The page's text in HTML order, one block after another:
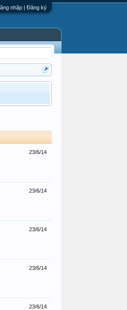
nhập | Đăng ký
23/6/14
23/6/14
23/6/14
23/6/14
23/6/14